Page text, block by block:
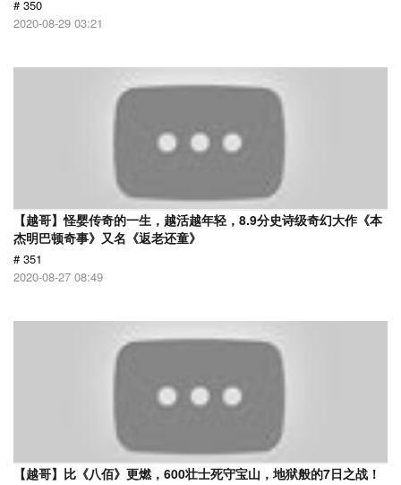
# 350
2020-08-29 03:21
【越哥】怪婴传奇的一生，越活越年轻，8.9分史诗级奇幻大作《本
杰明巴顿奇事》又名《返老还童》
# 351
2020-08-27 08:49
【越哥】比《八佰》更燃，600壮士死守宝山，地狱般的7日之战！